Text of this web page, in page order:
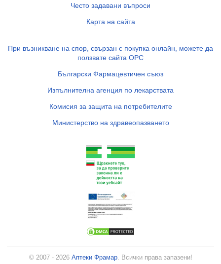
Често задавани въпроси
Карта на сайта
При възникване на спор, свързан с покупка онлайн, можете да
ползвате сайта ОРС
Български Фармацевтичен съюз
Изпълнителна агенция по лекарствата
Комисия за защита на потребителите
Министерство на здравеопазването
© 2007 - 2026 Аптеки Фрамар. Всички права запазени!